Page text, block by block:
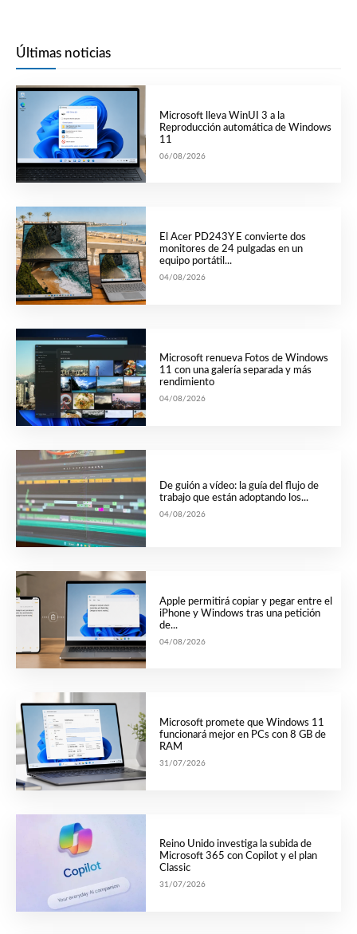
Últimas noticias
Microsoft lleva WinUI 3 a la
Reproducción automática de Windows
11
06/08/2026
El Acer PD243Y E convierte dos
monitores de 24 pulgadas en un
equipo portátil...
04/08/2026
Microsoft renueva Fotos de Windows
11 con una galería separada y más
rendimiento
04/08/2026
De guión a vídeo: la guía del flujo de
trabajo que están adoptando los...
04/08/2026
Apple permitirá copiar y pegar entre el
iPhone y Windows tras una petición
de...
04/08/2026
Microsoft promete que Windows 11
funcionará mejor en PCs con 8 GB de
RAM
31/07/2026
Reino Unido investiga la subida de
Microsoft 365 con Copilot y el plan
Classic
31/07/2026